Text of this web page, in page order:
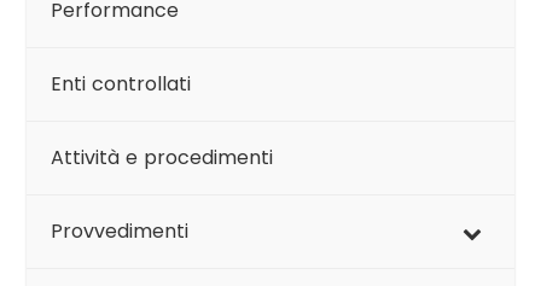
Performance
Enti controllati
Attività e procedimenti
Provvedimenti